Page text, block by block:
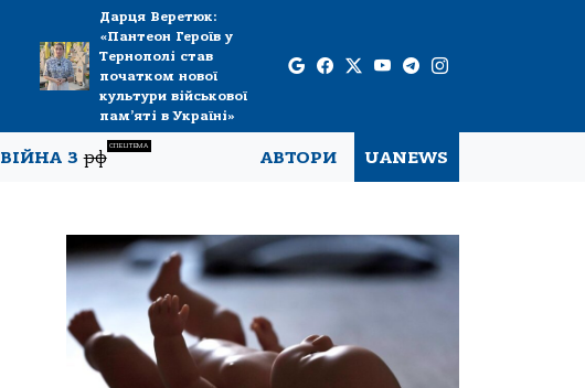
Дарця Веретюк:
«Пантеон Героїв у
Тернополі став
початком нової
культури військової
пам’яті в Україні»
ВІЙНА Зрф
СПЕЦТЕМА
АВТОРИ UANEWS